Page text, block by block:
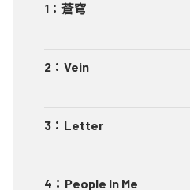
1 ： 蒼穹
2 ： Vein
3 ： Letter
4 ： People In Me